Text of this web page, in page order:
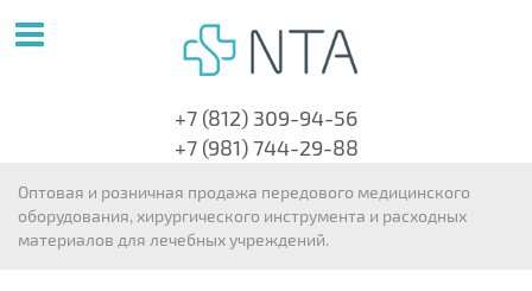
+7 (812) 309-94-56
+7 (981) 744-29-88
Оптовая и розничная продажа передового медицинского
оборудования, хирургического инструмента и расходных
материалов для лечебных учреждений.